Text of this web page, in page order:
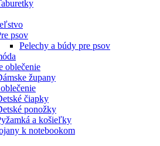
psov
Pelechy a búdy pre psov
oblečenie
župany
čiapky
ponožky
a košieľky
k notebookom